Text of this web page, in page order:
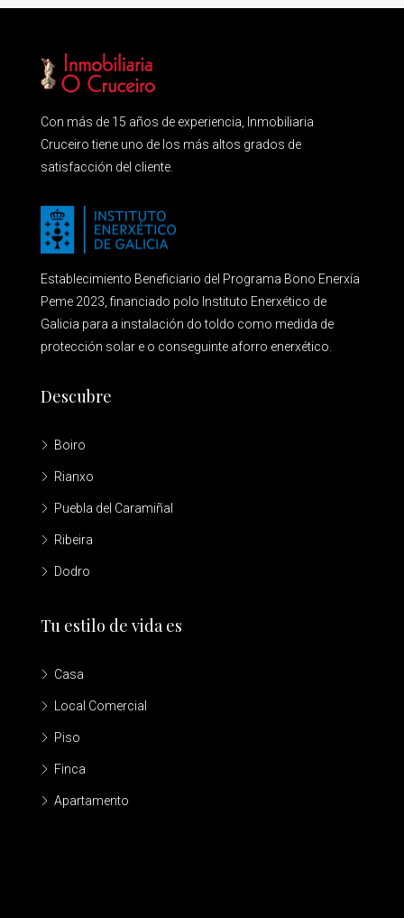
Con más de 15 años de experiencia, Inmobiliaria
Cruceiro tiene uno de los más altos grados de
satisfacción del cliente.
Establecimiento Beneficiario del Programa Bono Enerxía
Peme 2023, financiado polo Instituto Enerxético de
Galicia para a instalación do toldo como medida de
protección solar e o conseguinte aforro enerxético.
Descubre
Boiro
Rianxo
Puebla del Caramiñal
Ribeira
Dodro
Tu estilo de vida es
Casa
Local Comercial
Piso
Finca
Apartamento